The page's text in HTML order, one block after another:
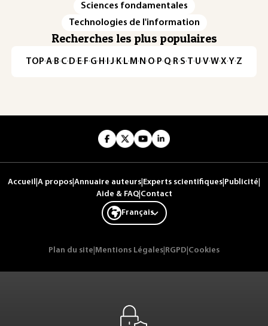
Sciences fondamentales
Technologies de l'information
Recherches les plus populaires
TOP·A·B·C· D· E· F·G· H · ·J· K· L· M · N ·O· P·Q· R·S·T·U·V·W·X·Y·Z
Accueil A propos Annuaire auteurs Experts scientifiques Publicité
Aide & FAQ| Contact
Français
Plan du site Mentions Légales RGPD Cookies